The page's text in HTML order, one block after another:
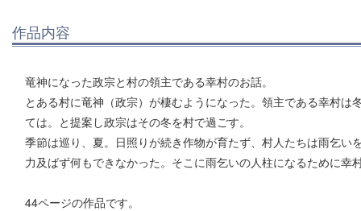
作品内容
竜神になった政宗と村の領主である幸村のお話。
とある村に竜神（政宗）が棲むようになった。領主である幸村
ては。と提案し政宗はその冬を村で過ごす。
季節は巡り、夏。日照りが続き作物が育たず、村人たちは雨乞い
力及ばず何もできなかった。そこに雨乞いの人柱になるために幸
44ページの作品です。